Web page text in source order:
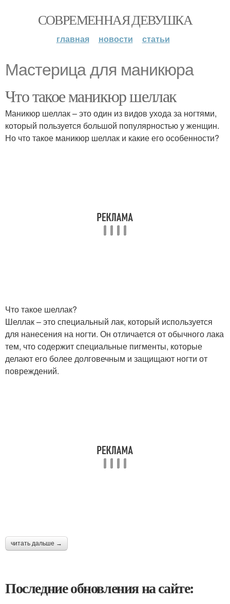
СОВРЕМЕННАЯ ДЕВУШКА
главная новости статьи
Мастерица для маникюра
Что такое маникюр шеллак
Маникюр шеллак – это один из видов ухода за ногтями,
который пользуется большой популярностью у женщин.
Но что такое маникюр шеллак и какие его особенности?
Что такое шеллак?
Шеллак – это специальный лак, который используется
для нанесения на ногти. Он отличается от обычного лака
тем, что содержит специальные пигменты, которые
делают его более долговечным и защищают ногти от
повреждений.
читать дальше →
Последние обновления на сайте: